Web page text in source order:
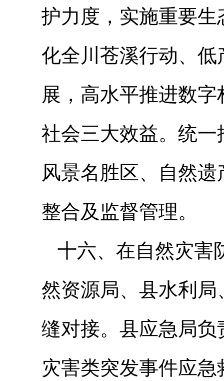
护力度，实施重要
化全川苍溪行动、
展，高水平推进数
社会三大效益。统
风景名胜区、自然
整合及监督管理。
十六、在自然灾害
然资源局、县水利
缝对接。县应急局
灾害类突发事件应